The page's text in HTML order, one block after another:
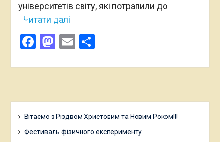
університетів світу, які потрапили до
Читати далі
Facebook
Mastodon
EmailПоділитися
Вітаємо з Різдвом Христовим та Новим Роком!!!
Фестиваль фізичного експерименту